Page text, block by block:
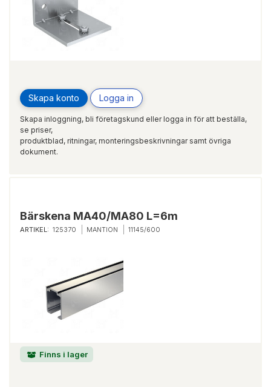
Skapa konto Logga in
Skapa inloggning, bli företagskund eller logga in för att beställa,
se priser,
produktblad, ritningar, monteringsbeskrivningar samt övriga
dokument.
Bärskena MA40/MA80 L=6m
ARTIKEL: 125370 MANTION 11145/600
Finns i lager